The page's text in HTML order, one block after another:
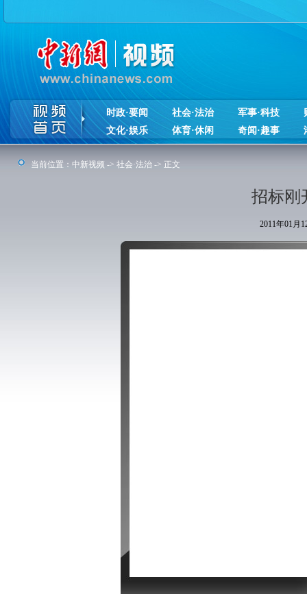
时政·要闻 社会·法治 军事·科技
文化·娱乐
体育·休闲 奇闻·趣事
当前位置： 中新视频 -> 社会·法治 -> 正文
招标刚
2011年01月